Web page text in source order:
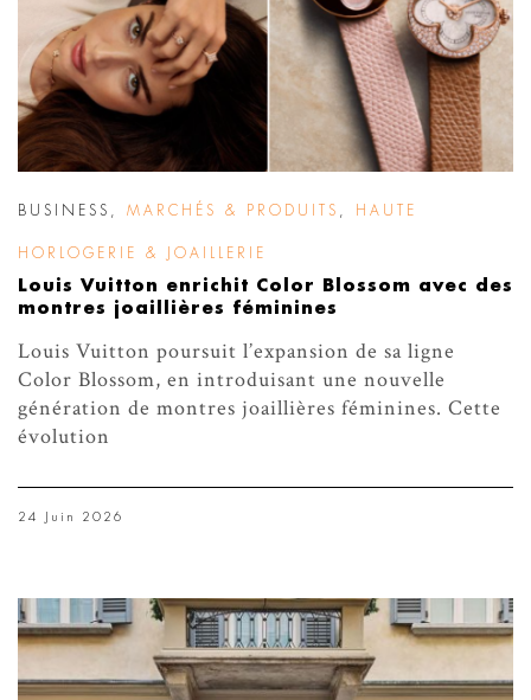
BUSINESS MARCHÉS & PRODUITS HAUTE
HORLOGERIE & JOAILLERIE
Louis Vuitton enrichit Color Blossom avec des
montres joaillières féminines
Louis Vuitton poursuit l’expansion de sa ligne
Color Blossom, en introduisant une nouvelle
génération de montres joaillières féminines. Cette
évolution
24 Juin 2026